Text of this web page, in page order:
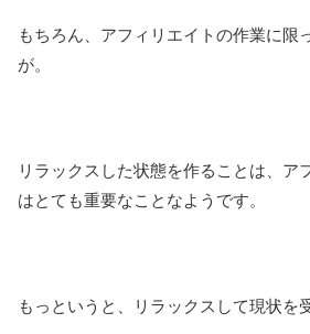
もちろん、アフィリエイトの作業に限
が。
リラックスした状態を作ることは、ア
はとても重要なことなようです。
もっというと、リラックスして現状を